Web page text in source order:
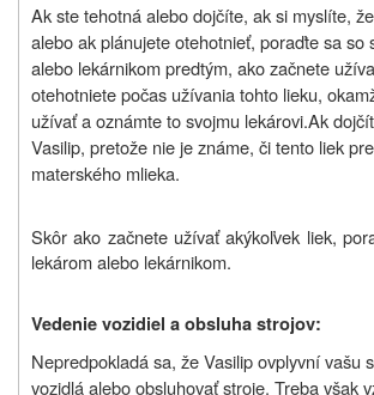
Ak ste tehotná alebo dojčíte, ak si myslíte,
alebo ak plánujete otehotnieť, poraďte sa so
alebo lekárnikom predtým, ako začnete
otehotniete počas užívania tohto lieku,
užívať a oznámte to svojmu lekárovi.Ak
Vasilip, pretože nie je známe, či tento liek
materského mlieka.
Skôr ako začnete užívať akýkoľvek liek,
lekárom alebo lekárnikom.
Vedenie vozidiel a obsluha strojov:
Nepredpokladá sa, že Vasilip ovplyvní vašu
vozidlá alebo obsluhovať stroje. Treba však